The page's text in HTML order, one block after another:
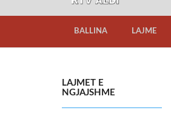
BALLINA LAJME
LAJMET E
NGJAJSHME